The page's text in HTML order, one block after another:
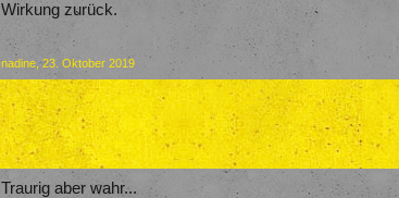
Wirkung zurück.
nadine , 23. Oktober 2019
Traurig aber wahr...